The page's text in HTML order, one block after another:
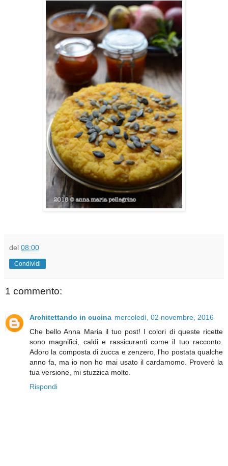
del 08:00
Condividi
1 commento:
Architettando in cucina mercoledì, 02 novembre, 2016
Che bello Anna Maria il tuo post! I colori di queste ricette
sono magnifici, caldi e rassicuranti come il tuo racconto.
Adoro la composta di zucca e zenzero, l'ho postata qualche
anno fa, ma io non ho mai usato il cardamomo. Proverò la
tua versione, mi stuzzica molto.
Rispondi